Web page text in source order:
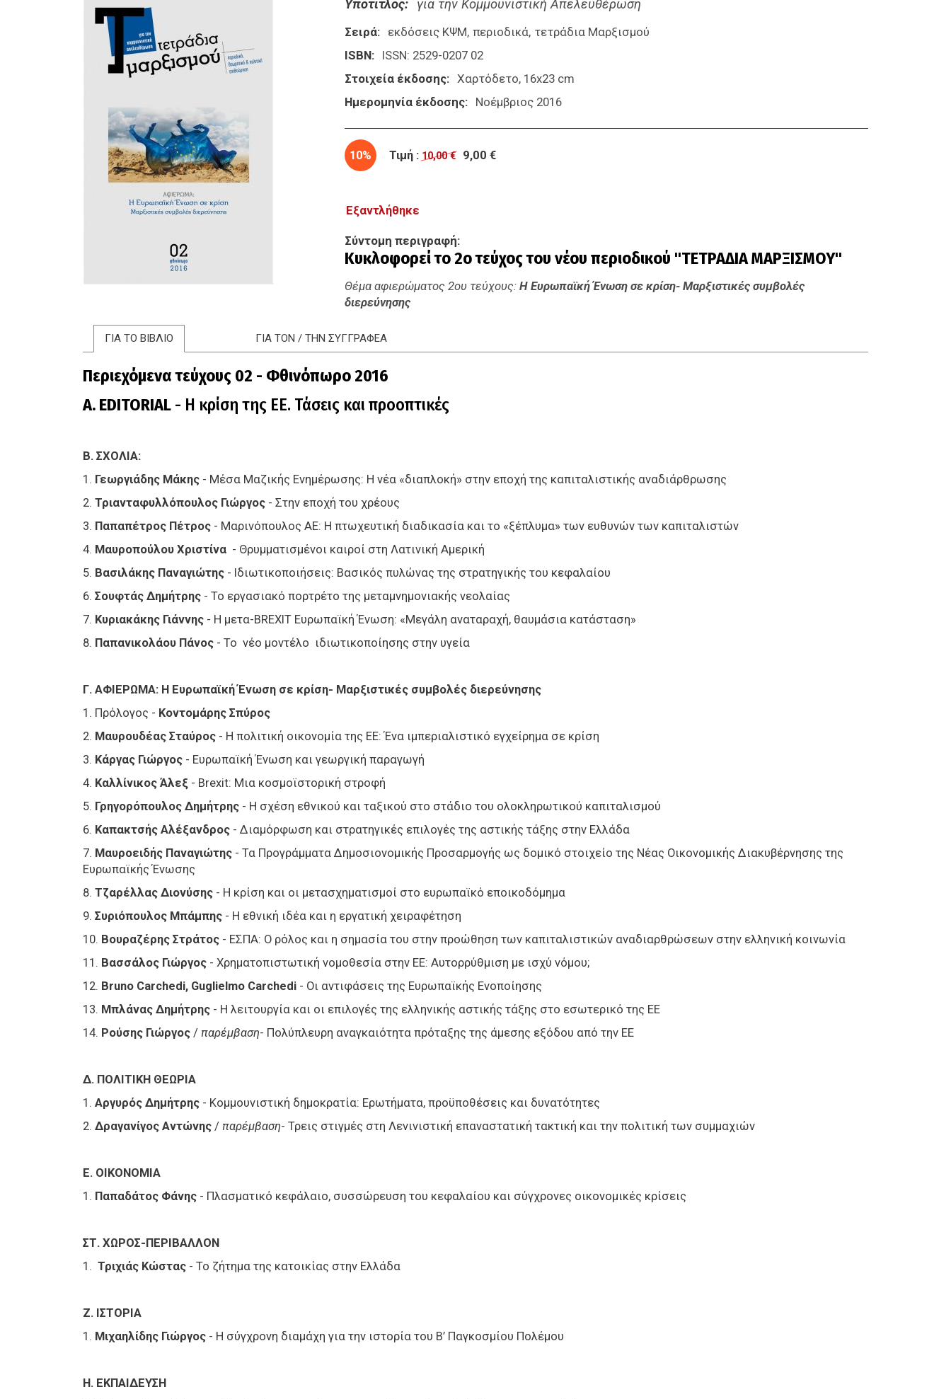
Υπότιτλος για την Κομμουνιστική Απελευθέρωση
Σειρά εκδόσεις ΚΨΜ περιοδικά τετράδια Μαρξισμού
ISBN
ISSN: 2529-0207 02
Στοιχεία έκδοσης
Χαρτόδετο, 16x23 cm
Ημερομηνία έκδοσης
Νοέμβριος 2016
10% Τιμή : 10,00 € 9,00 €
Εξαντλήθηκε
Σύντομη περιγραφή
Κυκλοφορεί το 2ο τεύχος του νέου περιοδικού "ΤΕΤΡΑΔΙΑ ΜΑΡΞΙΣΜΟΥ"
Θέμα αφιερώματος 2ου τεύχους: Η Ευρωπαϊκή Ένωση σε κρίση- Μαρξιστικές συμβολές
διερεύνησης
ΓΙΑ ΤΟ ΒΙΒΛΙΟ ΓΙΑ ΤΟΝ / ΤΗΝ ΣΥΓΓΡΑΦΕΑ
Περιεχόμενα τεύχους 02 - Φθινόπωρο 2016
Α. EDITORIAL - Η κρίση της ΕΕ. Τάσεις και προοπτικές
Β. ΣΧΟΛΙΑ:
1. Γεωργιάδης Μάκης - Μέσα Μαζικής Ενημέρωσης: Η νέα «διαπλοκή» στην εποχή της καπιταλιστικής αναδιάρθρωσης
2. Τριανταφυλλόπουλος Γιώργος - Στην εποχή του χρέους
3. Παπαπέτρος Πέτρος - Μαρινόπουλος ΑΕ: H πτωχευτική διαδικασία και το «ξέπλυμα» των ευθυνών των καπιταλιστών
4. Μαυροπούλου Χριστίνα - Θρυμματισμένοι καιροί στη Λατινική Αμερική
5. Βασιλάκης Παναγιώτης - Ιδιωτικοποιήσεις: Βασικός πυλώνας της στρατηγικής του κεφαλαίου
6. Σουφτάς Δημήτρης - Το εργασιακό πορτρέτο της μεταμνημονιακής νεολαίας
7. Κυριακάκης Γιάννης - Η μετα-BREXIT Ευρωπαϊκή Ένωση: «Μεγάλη αναταραχή, θαυμάσια κατάσταση»
8. Παπανικολάου Πάνος - Το νέο μοντέλο ιδιωτικοποίησης στην υγεία
Γ. ΑΦΙΕΡΩΜΑ: Η Ευρωπαϊκή Ένωση σε κρίση- Μαρξιστικές συμβολές διερεύνησης
1. Πρόλογος - Κοντομάρης Σπύρος
2. Μαυρουδέας Σταύρος - Η πολιτική οικονομία της ΕΕ: Ένα ιμπεριαλιστικό εγχείρημα σε κρίση
3. Κάργας Γιώργος - Ευρωπαϊκή Ένωση και γεωργική παραγωγή
4. Καλλίνικος Άλεξ - Brexit: Μια κοσμοϊστορική στροφή
5. Γρηγορόπουλος Δημήτρης - Η σχέση εθνικού και ταξικού στο στάδιο του ολοκληρωτικού καπιταλισμού
6. Καπακτσής Αλέξανδρος - Διαμόρφωση και στρατηγικές επιλογές της αστικής τάξης στην Ελλάδα
7. Μαυροειδής Παναγιώτης - Τα Προγράμματα Δημοσιονομικής Προσαρμογής ως δομικό στοιχείο της Νέας Οικονομικής Διακυβέρνησης της
Ευρωπαϊκής Ένωσης
8. Τζαρέλλας Διονύσης - Η κρίση και οι μετασχηματισμοί στο ευρωπαϊκό εποικοδόμημα
9. Συριόπουλος Μπάμπης - Η εθνική ιδέα και η εργατική χειραφέτηση
10. Βουραζέρης Στράτος - ΕΣΠΑ: Ο ρόλος και η σημασία του στην προώθηση των καπιταλιστικών αναδιαρθρώσεων στην ελληνική κοινωνία
11. Βασσάλος Γιώργος - Xρηματοπιστωτική νομοθεσία στην ΕΕ: Αυτορρύθμιση με ισχύ νόμου;
12. Bruno Carchedi, Guglielmo Carchedi - Οι αντιφάσεις της Ευρωπαϊκής Ενοποίησης
13. Μπλάνας Δημήτρης - Η λειτουργία και οι επιλογές της ελληνικής αστικής τάξης στο εσωτερικό της ΕΕ
14. Ρούσης Γιώργος / παρέμβαση- Πολύπλευρη αναγκαιότητα πρόταξης της άμεσης εξόδου από την ΕΕ
Δ. ΠΟΛΙΤΙΚΗ ΘΕΩΡΙΑ
1. Αργυρός Δημήτρης - Κομμουνιστική δημοκρατία: Ερωτήματα, προϋποθέσεις και δυνατότητες
2. Δραγανίγος Αντώνης / παρέμβαση- Τρεις στιγμές στη Λενινιστική επαναστατική τακτική και την πολιτική των συμμαχιών
Ε. ΟΙΚΟΝΟΜΙΑ
1. Παπαδάτος Φάνης - Πλασματικό κεφάλαιο, συσσώρευση του κεφαλαίου και σύγχρονες οικονομικές κρίσεις
ΣΤ. ΧΩΡΟΣ-ΠΕΡΙΒΑΛΛΟΝ
1. Τριχιάς Κώστας - Το ζήτημα της κατοικίας στην Ελλάδα
Ζ. ΙΣΤΟΡΙΑ
1. Μιχαηλίδης Γιώργος - Η σύγχρονη διαμάχη για την ιστορία του Β’ Παγκοσμίου Πολέμου
Η. ΕΚΠΑΙΔΕΥΣΗ